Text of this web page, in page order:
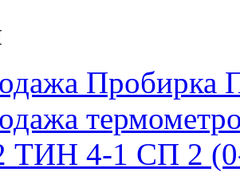
Пробирка
ТИН 4-1 СП 2